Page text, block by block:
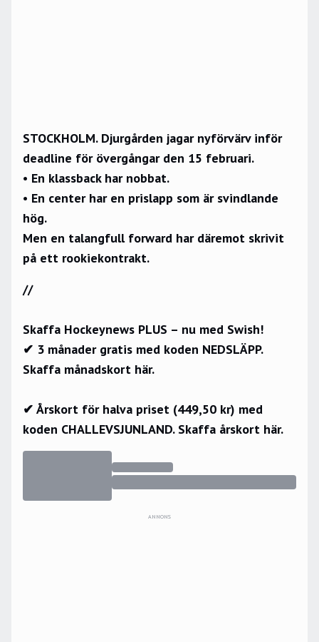
STOCKHOLM. Djurgården jagar nyförvärv inför
deadline för övergångar den 15 februari.
• En klassback har nobbat.
• En center har en prislapp som är svindlande
hög.
Men en talangfull forward har däremot skrivit
på ett rookiekontrakt.
//
Skaffa Hockeynews PLUS – nu med Swish!
✔ 3 månader gratis med koden NEDSLÄPP.
Skaffa månadskort här.
✔ Årskort för halva priset (449,50 kr) med
koden CHALLEVSJUNLAND. Skaffa årskort här.
ANNONS